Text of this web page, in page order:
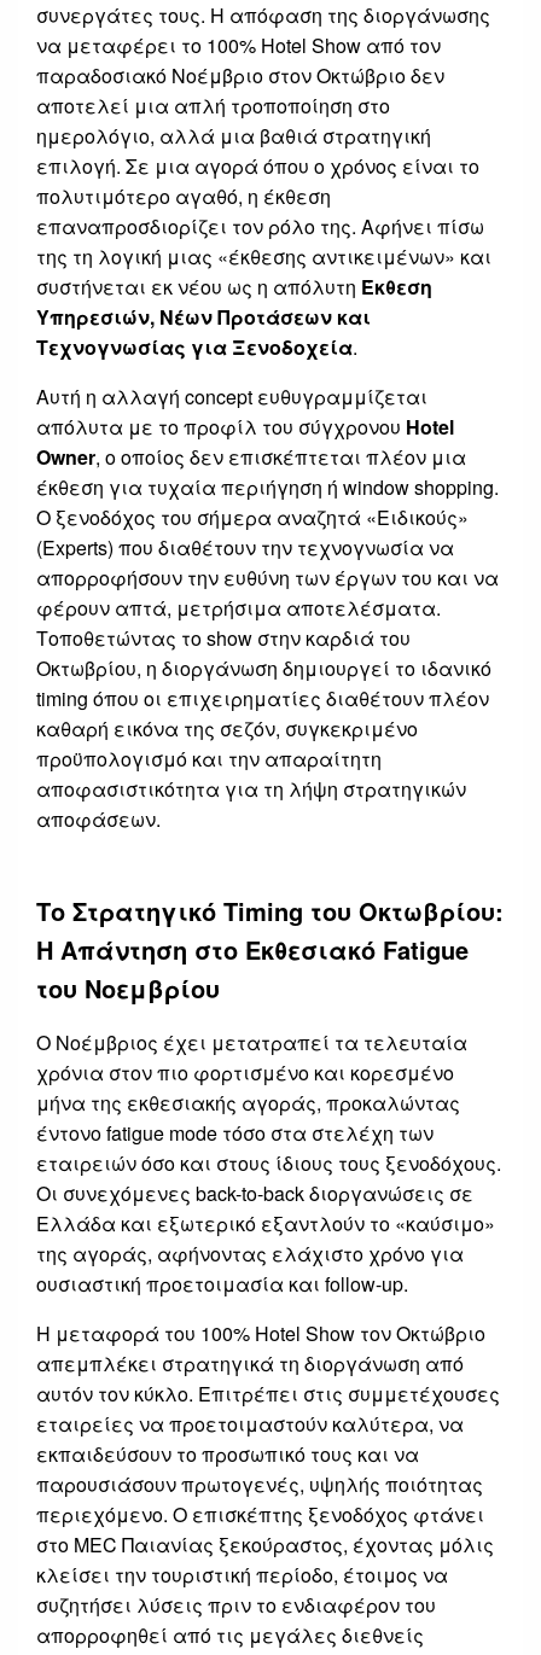
συνεργάτες τους. Η απόφαση της διοργάνωσης
να μεταφέρει το 100% Hotel Show από τον
παραδοσιακό Νοέμβριο στον Οκτώβριο δεν
αποτελεί μια απλή τροποποίηση στο
ημερολόγιο, αλλά μια βαθιά στρατηγική
επιλογή. Σε μια αγορά όπου ο χρόνος είναι το
πολυτιμότερο αγαθό, η έκθεση
επαναπροσδιορίζει τον ρόλο της. Αφήνει πίσω
της τη λογική μιας «έκθεσης αντικειμένων» και
συστήνεται εκ νέου ως η απόλυτη Έκθεση
Υπηρεσιών, Νέων Προτάσεων και
Τεχνογνωσίας για Ξενοδοχεία.
Αυτή η αλλαγή concept ευθυγραμμίζεται
απόλυτα με το προφίλ του σύγχρονου Hotel
Owner, ο οποίος δεν επισκέπτεται πλέον μια
έκθεση για τυχαία περιήγηση ή window shopping.
Ο ξενοδόχος του σήμερα αναζητά «Ειδικούς»
(Experts) που διαθέτουν την τεχνογνωσία να
απορροφήσουν την ευθύνη των έργων του και να
φέρουν απτά, μετρήσιμα αποτελέσματα.
Τοποθετώντας το show στην καρδιά του
Οκτωβρίου, η διοργάνωση δημιουργεί το ιδανικό
timing όπου οι επιχειρηματίες διαθέτουν πλέον
καθαρή εικόνα της σεζόν, συγκεκριμένο
προϋπολογισμό και την απαραίτητη
αποφασιστικότητα για τη λήψη στρατηγικών
αποφάσεων.
Το Στρατηγικό Timing του Οκτωβρίου:
Η Απάντηση στο Εκθεσιακό Fatigue
του Νοεμβρίου
Ο Νοέμβριος έχει μετατραπεί τα τελευταία
χρόνια στον πιο φορτισμένο και κορεσμένο
μήνα της εκθεσιακής αγοράς, προκαλώντας
έντονο fatigue mode τόσο στα στελέχη των
εταιρειών όσο και στους ίδιους τους ξενοδόχους.
Οι συνεχόμενες back-to-back διοργανώσεις σε
Ελλάδα και εξωτερικό εξαντλούν το «καύσιμο»
της αγοράς, αφήνοντας ελάχιστο χρόνο για
ουσιαστική προετοιμασία και follow-up.
Η μεταφορά του 100% Hotel Show τον Οκτώβριο
απεμπλέκει στρατηγικά τη διοργάνωση από
αυτόν τον κύκλο. Επιτρέπει στις συμμετέχουσες
εταιρείες να προετοιμαστούν καλύτερα, να
εκπαιδεύσουν το προσωπικό τους και να
παρουσιάσουν πρωτογενές, υψηλής ποιότητας
περιεχόμενο. Ο επισκέπτης ξενοδόχος φτάνει
στο MEC Παιανίας ξεκούραστος, έχοντας μόλις
κλείσει την τουριστική περίοδο, έτοιμος να
συζητήσει λύσεις πριν το ενδιαφέρον του
απορροφηθεί από τις μεγάλες διεθνείς